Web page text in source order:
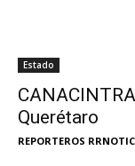
Estado
Querétaro
REPORTEROS